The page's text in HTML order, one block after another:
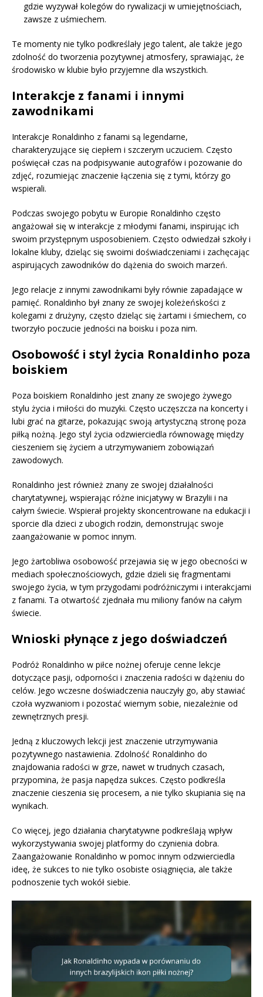
gdzie wyzywał kolegów do rywalizacji w umiejętnościach,
zawsze z uśmiechem.
Te momenty nie tylko podkreślały jego talent, ale także jego
zdolność do tworzenia pozytywnej atmosfery, sprawiając, że
środowisko w klubie było przyjemne dla wszystkich.
Interakcje z fanami i innymi
zawodnikami
Interakcje Ronaldinho z fanami są legendarne,
charakteryzujące się ciepłem i szczerym uczuciem. Często
poświęcał czas na podpisywanie autografów i pozowanie do
zdjęć, rozumiejąc znaczenie łączenia się z tymi, którzy go
wspierali.
Podczas swojego pobytu w Europie Ronaldinho często
angażował się w interakcje z młodymi fanami, inspirując ich
swoim przystępnym usposobieniem. Często odwiedzał szkoły i
lokalne kluby, dzieląc się swoimi doświadczeniami i zachęcając
aspirujących zawodników do dążenia do swoich marzeń.
Jego relacje z innymi zawodnikami były równie zapadające w
pamięć. Ronaldinho był znany ze swojej koleżeńskości z
kolegami z drużyny, często dzieląc się żartami i śmiechem, co
tworzyło poczucie jedności na boisku i poza nim.
Osobowość i styl życia Ronaldinho poza
boiskiem
Poza boiskiem Ronaldinho jest znany ze swojego żywego
stylu życia i miłości do muzyki. Często uczęszcza na koncerty i
lubi grać na gitarze, pokazując swoją artystyczną stronę poza
piłką nożną. Jego styl życia odzwierciedla równowagę między
cieszeniem się życiem a utrzymywaniem zobowiązań
zawodowych.
Ronaldinho jest również znany ze swojej działalności
charytatywnej, wspierając różne inicjatywy w Brazylii i na
całym świecie. Wspierał projekty skoncentrowane na edukacji i
sporcie dla dzieci z ubogich rodzin, demonstrując swoje
zaangażowanie w pomoc innym.
Jego żartobliwa osobowość przejawia się w jego obecności w
mediach społecznościowych, gdzie dzieli się fragmentami
swojego życia, w tym przygodami podróżniczymi i interakcjami
z fanami. Ta otwartość zjednała mu miliony fanów na całym
świecie.
Wnioski płynące z jego doświadczeń
Podróż Ronaldinho w piłce nożnej oferuje cenne lekcje
dotyczące pasji, odporności i znaczenia radości w dążeniu do
celów. Jego wczesne doświadczenia nauczyły go, aby stawiać
czoła wyzwaniom i pozostać wiernym sobie, niezależnie od
zewnętrznych presji.
Jedną z kluczowych lekcji jest znaczenie utrzymywania
pozytywnego nastawienia. Zdolność Ronaldinho do
znajdowania radości w grze, nawet w trudnych czasach,
przypomina, że pasja napędza sukces. Często podkreśla
znaczenie cieszenia się procesem, a nie tylko skupiania się na
wynikach.
Co więcej, jego działania charytatywne podkreślają wpływ
wykorzystywania swojej platformy do czynienia dobra.
Zaangażowanie Ronaldinho w pomoc innym odzwierciedla
ideę, że sukces to nie tylko osobiste osiągnięcia, ale także
podnoszenie tych wokół siebie.